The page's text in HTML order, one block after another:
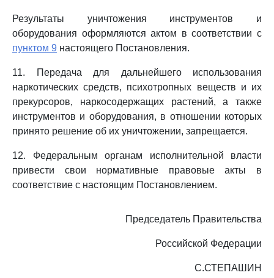
Результаты уничтожения инструментов и
оборудования оформляются актом в соответствии с
пунктом 9 настоящего Постановления.
11. Передача для дальнейшего использования
наркотических средств, психотропных веществ и их
прекурсоров, наркосодержащих растений, а также
инструментов и оборудования, в отношении которых
принято решение об их уничтожении, запрещается.
12. Федеральным органам исполнительной власти
привести свои нормативные правовые акты в
соответствие с настоящим Постановлением.
Председатель Правительства
Российской Федерации
С.СТЕПАШИН